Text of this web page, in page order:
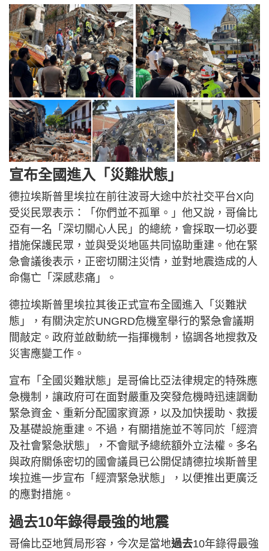
宣布全國進入「災難狀態」
德拉埃斯普里埃拉在前往波哥大途中於社交平台X向
受災民眾表示：「你們並不孤單。」他又說，哥倫比
亞有一名「深切關心人民」的總統，會採取一切必要
措施保護民眾，並與受災地區共同協助重建。他在緊
急會議後表示，正密切關注災情，並對地震造成的人
命傷亡「深感悲痛」。
德拉埃斯普里埃拉其後正式宣布全國進入「災難狀
態」，有關決定於UNGRD危機室舉行的緊急會議期
間敲定。政府並啟動統一指揮機制，協調各地搜救及
災害應變工作。
宣布「全國災難狀態」是哥倫比亞法律規定的特殊應
急機制，讓政府可在面對嚴重及突發危機時迅速調動
緊急資金、重新分配國家資源，以及加快援助、救援
及基礎設施重建。不過，有關措施並不等同於「經濟
及社會緊急狀態」，不會賦予總統額外立法權。多名
與政府關係密切的國會議員已公開促請德拉埃斯普里
埃拉進一步宣布「經濟緊急狀態」，以便推出更廣泛
的應對措施。
過去10年錄得最強的地震
哥倫比亞地質局形容，今次是當地過去10年錄得最強